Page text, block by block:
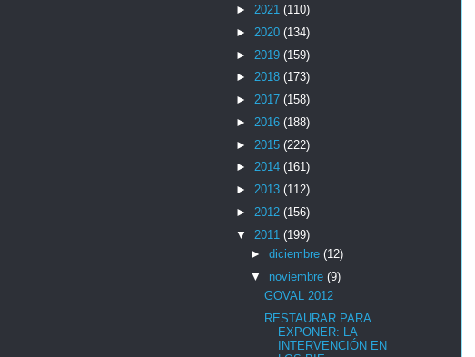
► 2021 (110)
► 2020 (134)
► 2019 (159)
► 2018 (173)
► 2017 (158)
► 2016 (188)
► 2015 (222)
► 2014 (161)
► 2013 (112)
► 2012 (156)
▼ 2011 (199)
► diciembre (12)
▼ noviembre (9)
GOVAL 2012
RESTAURAR PARA
EXPONER: LA
INTERVENCIÓN EN